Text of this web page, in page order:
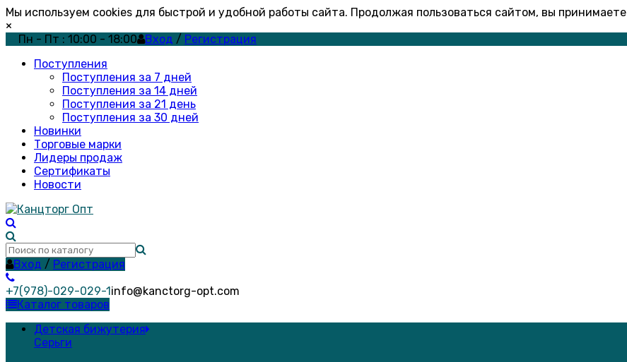
Мы используем cookies для быстрой и удобной работы сайта. Продолжая пользоваться сайтом, вы принимаете
×
Пн - Пт : 10:00 - 18:00
Вход / Регистрация
Поступления
Поступления за 7 дней
Поступления за 14 дней
Поступления за 21 день
Поступления за 30 дней
Новинки
Торговые марки
Лидеры продаж
Сертификаты
Новости
Вход / Регистрация
+7(978)-029-029-1info@kanctorg-opt.com
Каталог товаров
Детская бижутерия
Серьги